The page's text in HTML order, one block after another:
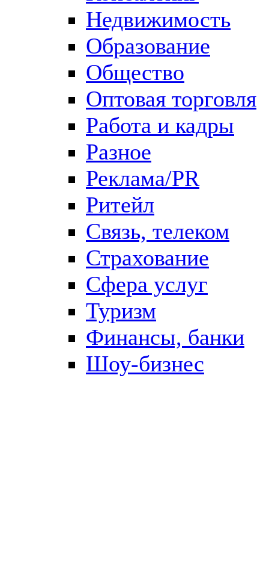
Недвижимость
Образование
Общество
Оптовая торговля
Работа и кадры
Разное
Реклама/PR
Ритейл
Связь, телеком
Страхование
Сфера услуг
Туризм
Финансы, банки
Шоу-бизнес